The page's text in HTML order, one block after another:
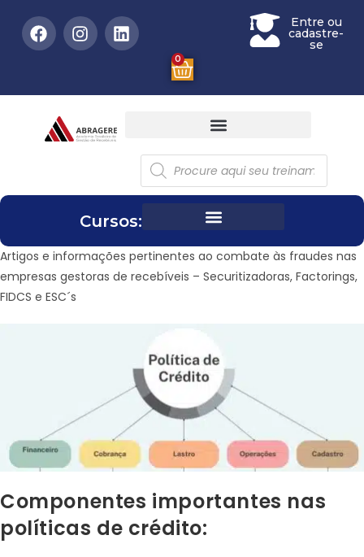
Entre ou
cadastre-
se
0
Cursos:
Artigos e informações pertinentes ao combate às fraudes nas
empresas gestoras de recebíveis – Securitizadoras, Factorings,
FIDCS e ESC´s
Componentes importantes nas
políticas de crédito: